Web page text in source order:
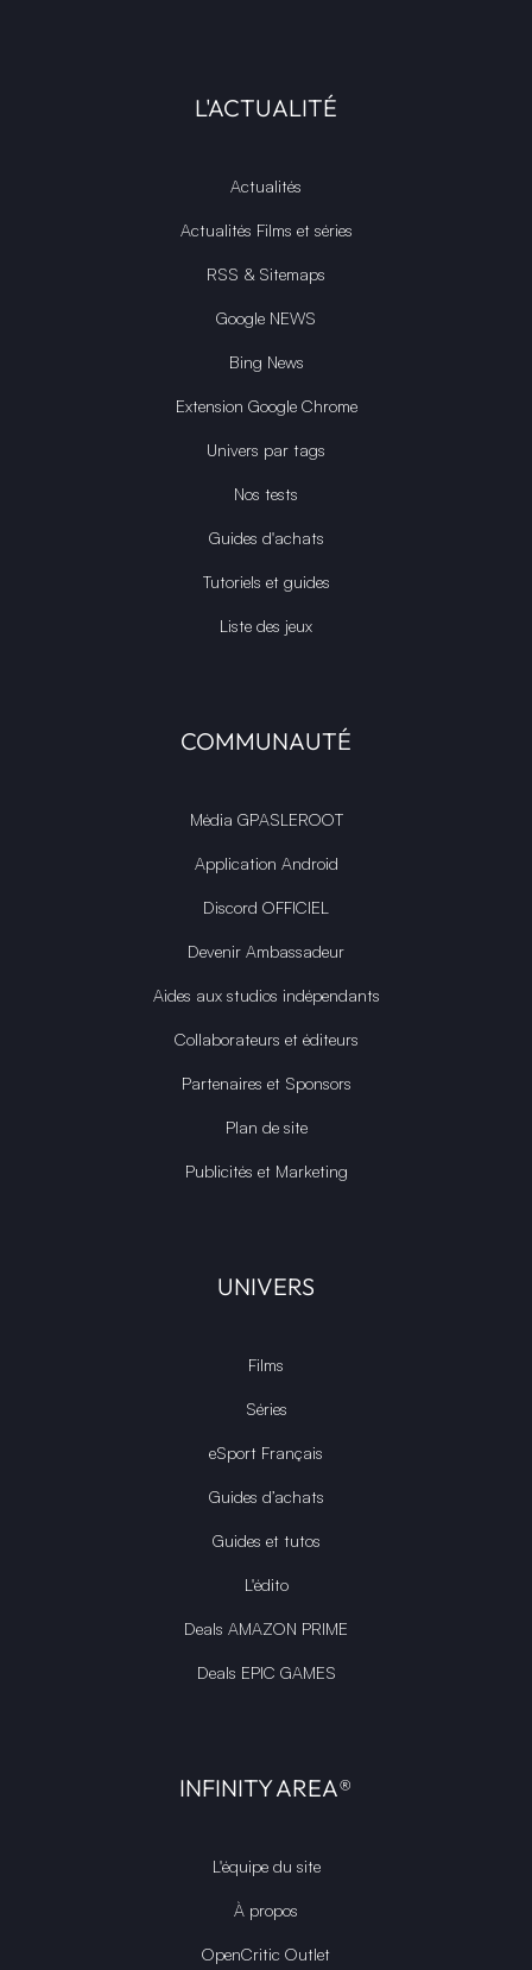
L'ACTUALITÉ
Actualités
Actualités Films et séries
RSS & Sitemaps
Google NEWS
Bing News
Extension Google Chrome
Univers par tags
Nos tests
Guides d'achats
Tutoriels et guides
Liste des jeux
COMMUNAUTÉ
Média GPASLEROOT
Application Android
Discord OFFICIEL
Devenir Ambassadeur
Aides aux studios indépendants
Collaborateurs et éditeurs
Partenaires et Sponsors
Plan de site
Publicités et Marketing
UNIVERS
Films
Séries
eSport Français
Guides d’achats
Guides et tutos
L'édito
Deals AMAZON PRIME
Deals EPIC GAMES
INFINITY AREA®
L'équipe du site
À propos
OpenCritic Outlet